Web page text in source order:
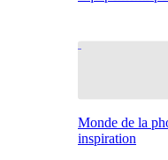
Monde de la
inspiration